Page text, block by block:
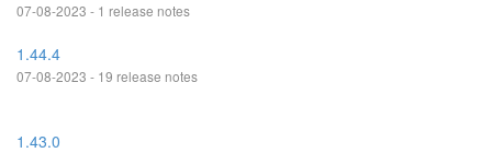
07-08-2023 - 1 release notes
1.44.4
07-08-2023 - 19 release notes
1.43.0